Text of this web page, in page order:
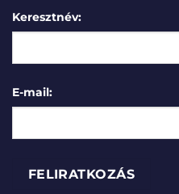
Keresztnév:
E-mail: